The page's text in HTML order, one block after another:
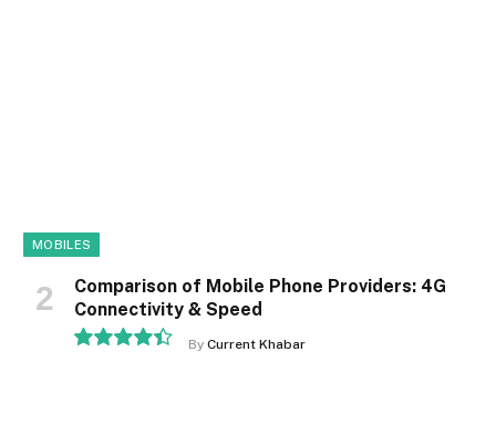
MOBILES
Comparison of Mobile Phone Providers: 4G
Connectivity & Speed
By Current Khabar